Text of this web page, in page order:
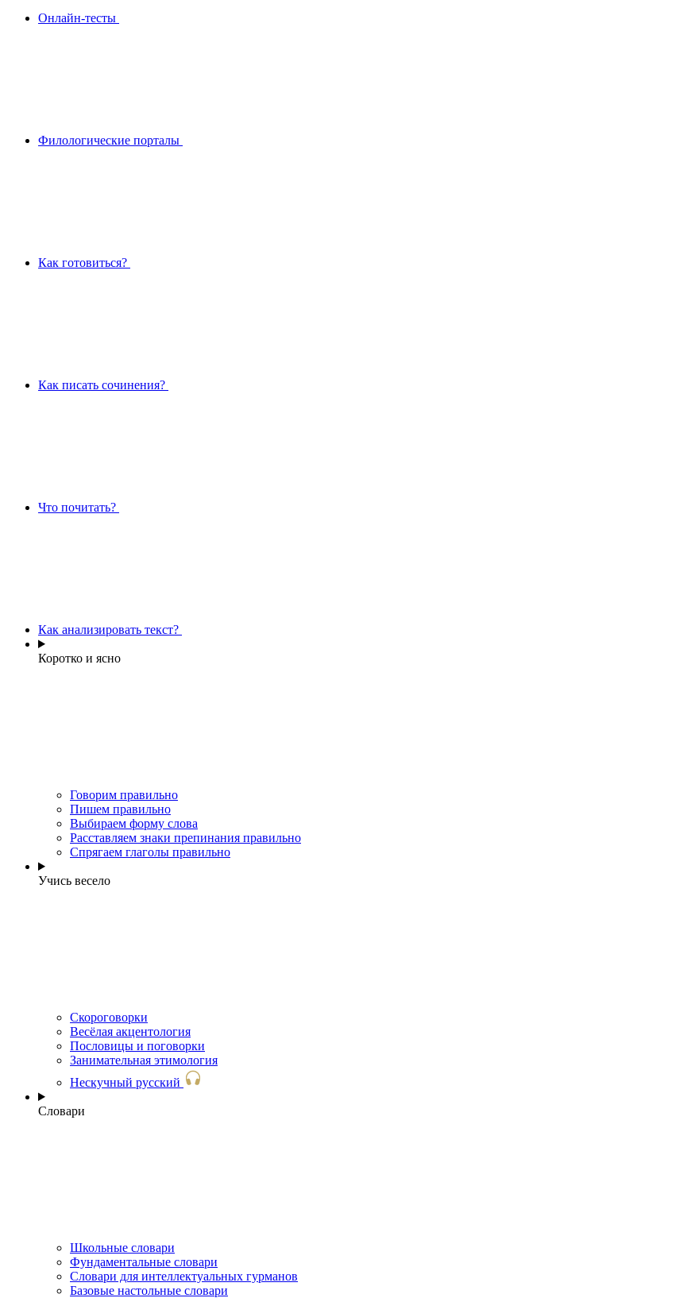
Онлайн-тесты
Филологические порталы
Как готовиться?
Как писать сочинения?
Что почитать?
Как анализировать текст?
Коротко и ясно
Говорим правильно
Пишем правильно
Выбираем форму слова
Расставляем знаки препинания правильно
Спрягаем глаголы правильно
Учись весело
Скороговорки
Весёлая акцентология
Пословицы и поговорки
Занимательная этимология
Нескучный русский
Словари
Школьные словари
Фундаментальные словари
Словари для интеллектуальных гурманов
Базовые настольные словари